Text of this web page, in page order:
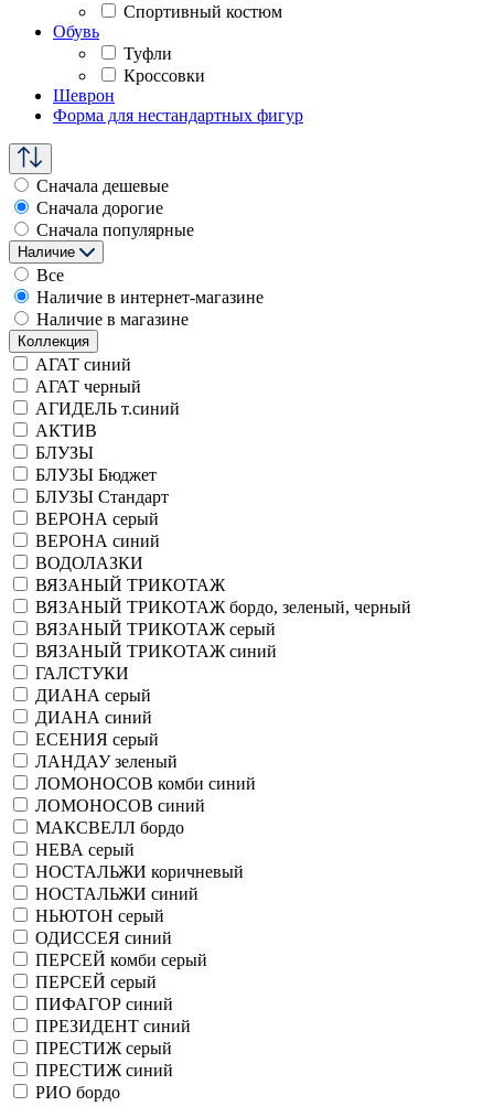
Спортивный костюм
Обувь
Туфли
Кроссовки
Шеврон
Форма для нестандартных фигур
Сначала дешевые
Сначала дорогие
Сначала популярные
Наличие
Все
Наличие в интернет-магазине
Наличие в магазине
Коллекция
АГАТ синий
АГАТ черный
АГИДЕЛЬ т.синий
АКТИВ
БЛУЗЫ
БЛУЗЫ Бюджет
БЛУЗЫ Стандарт
ВЕРОНА серый
ВЕРОНА синий
ВОДОЛАЗКИ
ВЯЗАНЫЙ ТРИКОТАЖ
ВЯЗАНЫЙ ТРИКОТАЖ бордо, зеленый, черный
ВЯЗАНЫЙ ТРИКОТАЖ серый
ВЯЗАНЫЙ ТРИКОТАЖ синий
ГАЛСТУКИ
ДИАНА серый
ДИАНА синий
ЕСЕНИЯ серый
ЛАНДАУ зеленый
ЛОМОНОСОВ комби синий
ЛОМОНОСОВ синий
МАКСВЕЛЛ бордо
НЕВА серый
НОСТАЛЬЖИ коричневый
НОСТАЛЬЖИ синий
НЬЮТОН серый
ОДИССЕЯ синий
ПЕРСЕЙ комби серый
ПЕРСЕЙ серый
ПИФАГОР синий
ПРЕЗИДЕНТ синий
ПРЕСТИЖ серый
ПРЕСТИЖ синий
РИО бордо